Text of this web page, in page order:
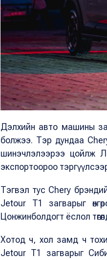
Дэлхийн авто машины
болжээ. Тэр дундаа
шинэчлэлээрээ цойлж
экспортоороо
Тэгвэл тус Сhery
Jetour T1 загварыг
Цонжинболдогт ёслол
Хотод ч, хол замд ч
Jetour T1 загварыг